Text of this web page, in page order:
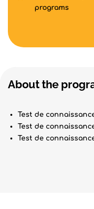
About the
Test de
Test de
Test de
programs